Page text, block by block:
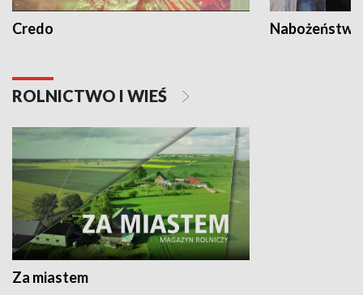
Credo
ROLNICTWO I WIEŚ
Za miastem